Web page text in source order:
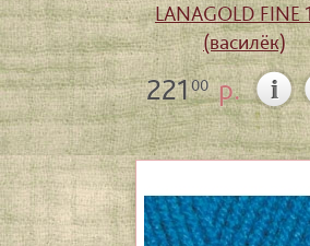
LANAGOLD FINE
(василёк)
22100р.